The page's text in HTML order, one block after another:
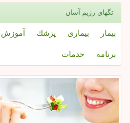
تگهای رژیم آسان
بیمار بیماری پزشك آموزش
برنامه خدمات